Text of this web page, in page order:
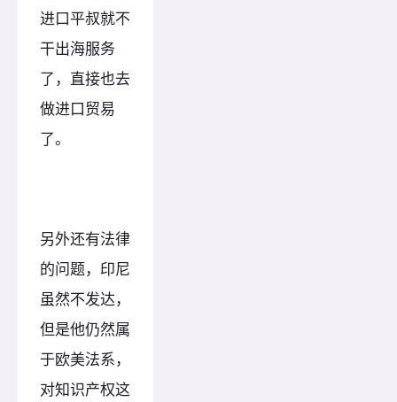
进口平叔就不
干出海服务
了，直接也去
做进口贸易
了。
另外还有法律
的问题，印尼
虽然不发达，
但是他仍然属
于欧美法系，
对知识产权这